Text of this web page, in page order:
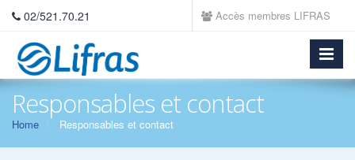
02/521.70.21 Accès membres LIFRAS
Responsables et contact
Home Responsables et contact